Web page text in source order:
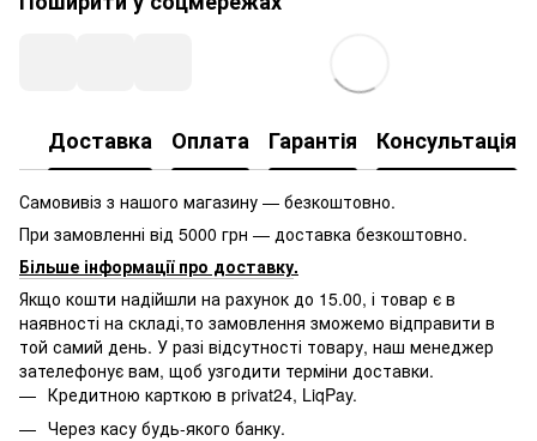
Доставка Оплата Гарантія Консультація
Самовивіз з нашого магазину — безкоштовно.
При замовленні від 5000 грн — доставка безкоштовно.
Більше інформації про доставку.
Якщо кошти надійшли на рахунок до 15.00, і товар є в
наявності на складі,то замовлення зможемо відправити в
той самий день. У разі відсутності товару, наш менеджер
зателефонує вам, щоб узгодити терміни доставки.
Кредитною карткою в privat24, LiqPay.
Через касу будь-якого банку.